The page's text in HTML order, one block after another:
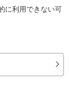
に利用できない可